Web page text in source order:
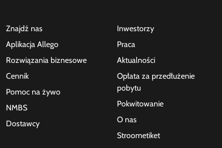
Znajdź nas
Aplikacja Allego
Rozwiązania biznesowe
Cennik
Pomoc na żywo
NMBS
Dostawcy
Inwestorzy
Praca
Aktualności
Opłata za przedłużenie
pobytu
Pokwitowanie
O nas
Stroometiket